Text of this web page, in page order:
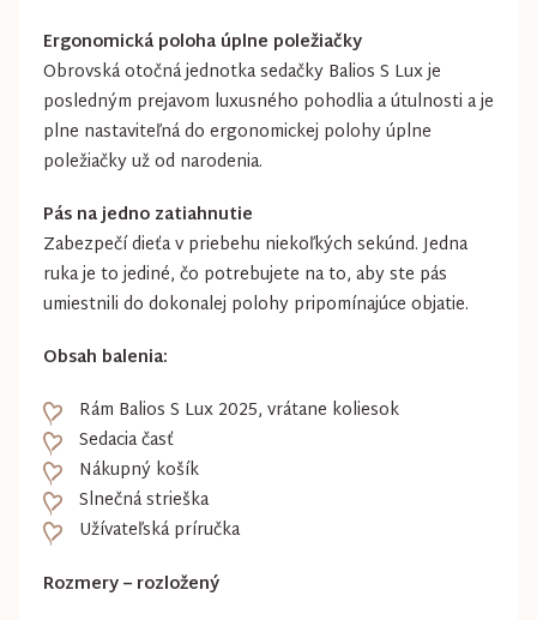
Ergonomická poloha úplne poležiačky
Obrovská otočná jednotka sedačky Balios S Lux je
posledným prejavom luxusného pohodlia a útulnosti a je
plne nastaviteľná do ergonomickej polohy úplne
poležiačky už od narodenia.
Pás na jedno zatiahnutie
Zabezpečí dieťa v priebehu niekoľkých sekúnd. Jedna
ruka je to jediné, čo potrebujete na to, aby ste pás
umiestnili do dokonalej polohy pripomínajúce objatie.
Obsah balenia:
Rám Balios S Lux 2025, vrátane koliesok
Sedacia časť
Nákupný košík
Slnečná strieška
Užívateľská príručka
Rozmery – rozložený